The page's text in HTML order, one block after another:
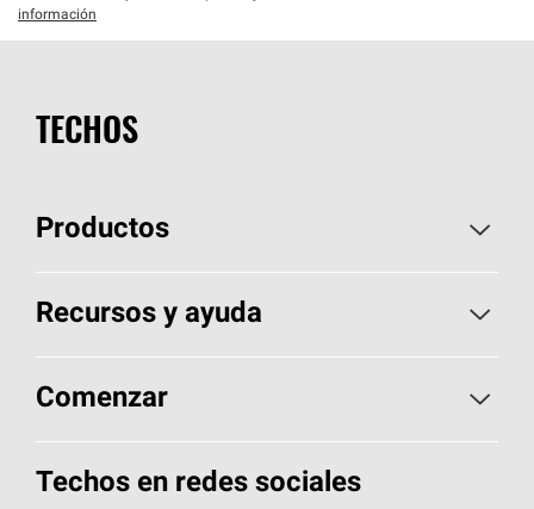
información
TECHOS
Productos
Elija sus tejas
Encuentre un contratista
Componentes para techos
Recursos y ayuda
Aspectos básicos sobre techos
Herramientas de diseño y color
Comenzar
Llame al 1-800-GET-PINK®
Techos en redes sociales